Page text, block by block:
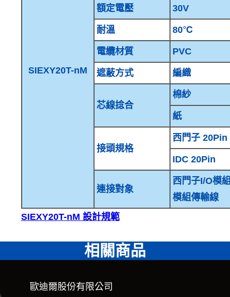
SIEXY20T-nM
額定電壓 30V
耐溫 80℃
電纜材質 PVC
遮蔽方式 編織
芯線捻合
棉紗
紙
接頭規格
西門子 20Pin
IDC 20Pin
連接對象
西門子I/O模
模組傳輸線
SIEXY20T-nM 設計規範
相關商品
歐迪爾股份有限公司